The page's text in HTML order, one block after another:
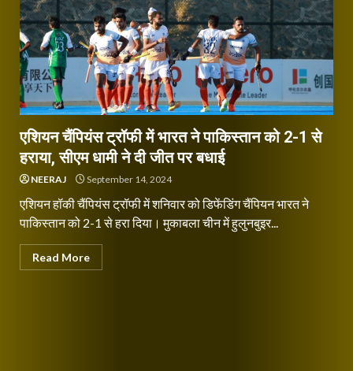
एशियन चैंपियंस ट्रॉफी में भारत ने पाकिस्तान को 2-1 से
हराया, सीएम धामी ने दी जीत पर बधाई
NEERAJ September 14, 2024
एशियन हॉकी चैंपियंस ट्रॉफी में शनिवार को डिफेंडिंग चैंपियन भारत ने
पाकिस्तान को 2-1 से हरा दिया। मुकाबला चीन में हुलुनबुइर...
Read More